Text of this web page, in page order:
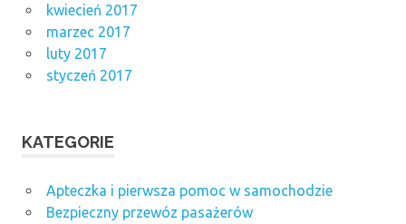
kwiecień 2017
marzec 2017
luty 2017
styczeń 2017
KATEGORIE
Apteczka i pierwsza pomoc w samochodzie
Bezpieczny przewóz pasażerów